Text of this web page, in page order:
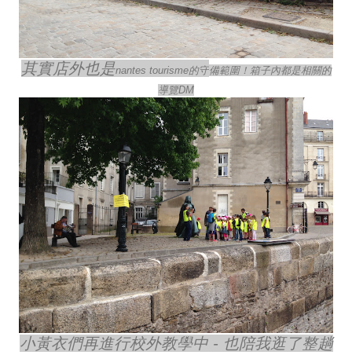
其實店外也是nantes tourisme的守備範圍！箱子內都是相關的
導覽DM
小黃衣們再進行校外教學中 - 也陪我逛了整趟